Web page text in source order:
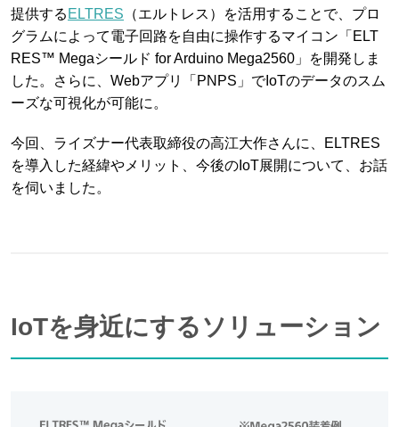
パートナー企業様ログイン
障害・メンテナンス情報
提供する ELTRES （エルトレス）を活用することで、プロ
グラムによって電子回路を自由に操作するマイコン「ELT
RES™ Megaシールド for Arduino Mega2560」を開発しま
した。さらに、Webアプリ「PNPS」でIoTのデータのスム
ーズな可視化が可能に。
今回、ライズナー代表取締役の高江大作さんに、ELTRES
を導入した経緯やメリット、今後のIoT展開について、お話
を伺いました。
IoTを身近にするソリューション